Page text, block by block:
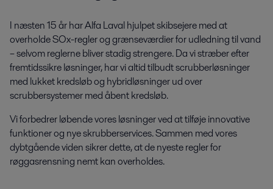
I næsten 15 år har Alfa Laval hjulpet skibsejere med at
overholde SOx-regler og grænseværdier for udledning til vand
– selvom reglerne bliver stadig strengere. Da vi stræber efter
fremtidssikre løsninger, har vi altid tilbudt scrubberløsninger
med lukket kredsløb og hybridløsninger ud over
scrubbersystemer med åbent kredsløb.
Vi forbedrer løbende vores løsninger ved at tilføje innovative
funktioner og nye skrubberservices. Sammen med vores
dybtgående viden sikrer dette, at de nyeste regler for
røggasrensning nemt kan overholdes.